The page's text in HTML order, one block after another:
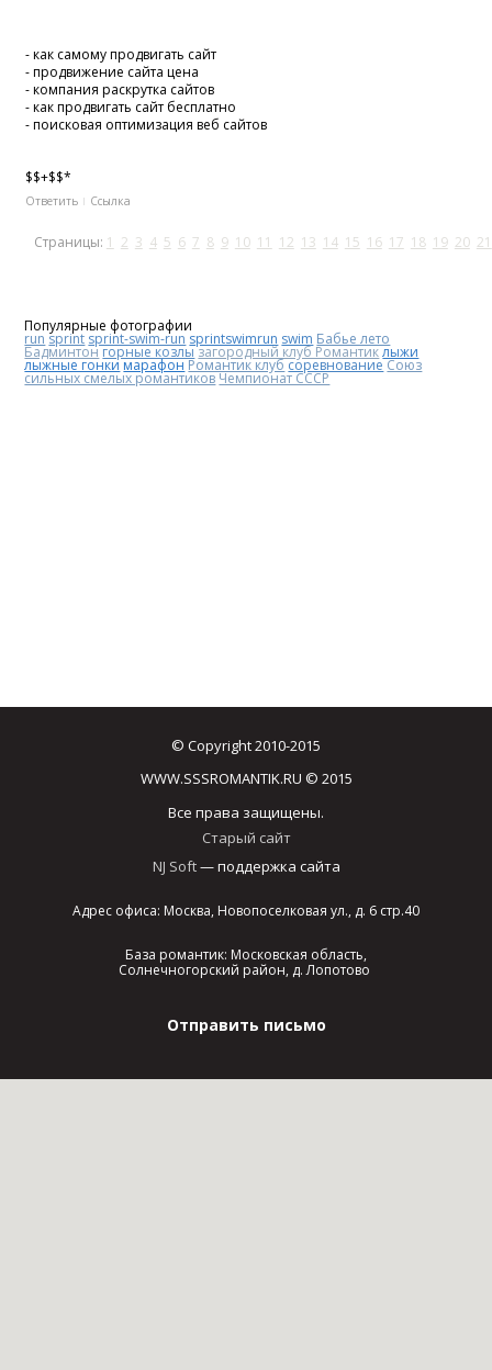
- как самому продвигать сайт
- продвижение сайта цена
- компания раскрутка сайтов
- как продвигать сайт бесплатно
- поисковая оптимизация веб сайтов
$$+$$*
Ответить Ссылка
Страницы: 1 2 3 4 5 6 7 8 9 10 11 12 13 14 15 16 17 18 19 20 21
Популярные фотографии
run sprint sprint-swim-run sprintswimrun swim Бабье лето
Бадминтонгорные козлы загородный клуб Романтиклыжи
лыжные гонки марафонРомантик клубсоревнованиеСоюз
сильных смелых романтиковЧемпионат СССР
© Copyright 2010-2015
WWW.SSSROMANTIK.RU © 2015
Все права защищены.
Старый сайт
NJ Soft— поддержка сайта
Адрес офиса: Москва, Новопоселковая ул., д. 6 стр.40
База романтик: Московская область,
Солнечногорский район, д. Лопотово
Отправить письмо